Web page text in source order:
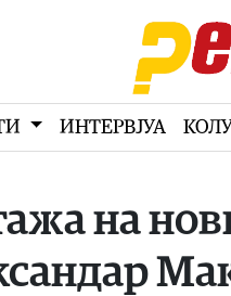
ИНТЕРВЈУА
на